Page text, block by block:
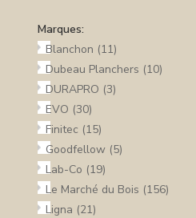
Marques:
Blanchon (11)
Dubeau Planchers (10)
DURAPRO (3)
EVO (30)
Finitec (15)
Goodfellow (5)
Lab-Co (19)
Le Marché du Bois (156)
Ligna (21)